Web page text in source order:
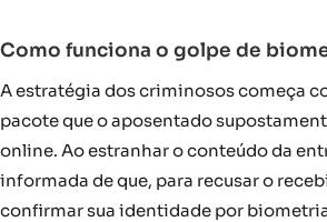
Como funciona o golpe de
A estratégia dos criminosos começa
pacote que o aposentado
online. Ao estranhar o conteúdo da
informada de que, para recusar o
confirmar sua identidade por